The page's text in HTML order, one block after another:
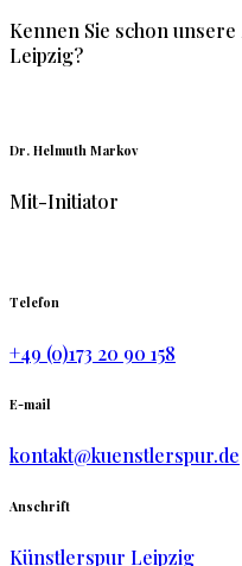
Kennen Sie schon unsere
Leipzig?
Dr. Helmuth Markov
Mit-Initiator
Telefon
+49 (0)173 20 90 158
E-mail
kontakt@kuenstlerspur.de
Anschrift
Künstlerspur Leipzig